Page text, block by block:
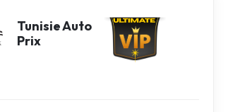
Tunisie Auto
Prix